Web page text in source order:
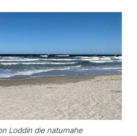
Loddin die naturnahe